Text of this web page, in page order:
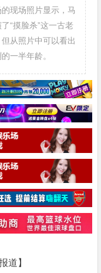
现场照片显示，马
“摸脸杀”这一古老
从照片中可以看出
一半年龄。
道】